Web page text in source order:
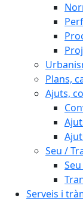
Plans,
Ajuts,
Seu /
Serveis i